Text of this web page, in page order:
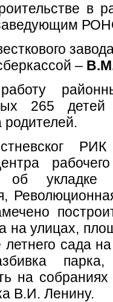
в
–
265
родителей.
об укладке
на улицах,
сада
парка,
на
В.И. Ленину.